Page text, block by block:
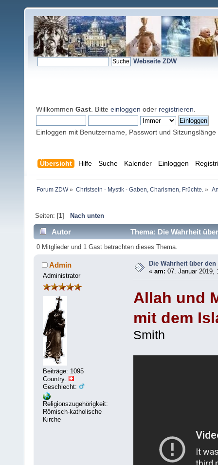
Webseite ZDW
Willkommen Gast . Bitte einloggen oder registrieren
Einloggen mit Benutzername, Passwort und Sitzungslänge
Übersicht Hilfe Suche Kalender Einloggen
Forum ZDW» Christsein - Mystik - Gaben, Charismen, Früchte. »
Seiten: [1] Nach unten
Autor Thema: Die Wahrheit
0 Mitglieder und 1 Gast betrachten dieses Thema.
Admin
Administrator
Beiträge: 1095
Country:
Geschlecht:
Religionszugehörigkeit:
Römisch-katholische
Kirche
Die Wahrheit über
«am: 07. Januar 2019,
Allah und
mit dem
Smith